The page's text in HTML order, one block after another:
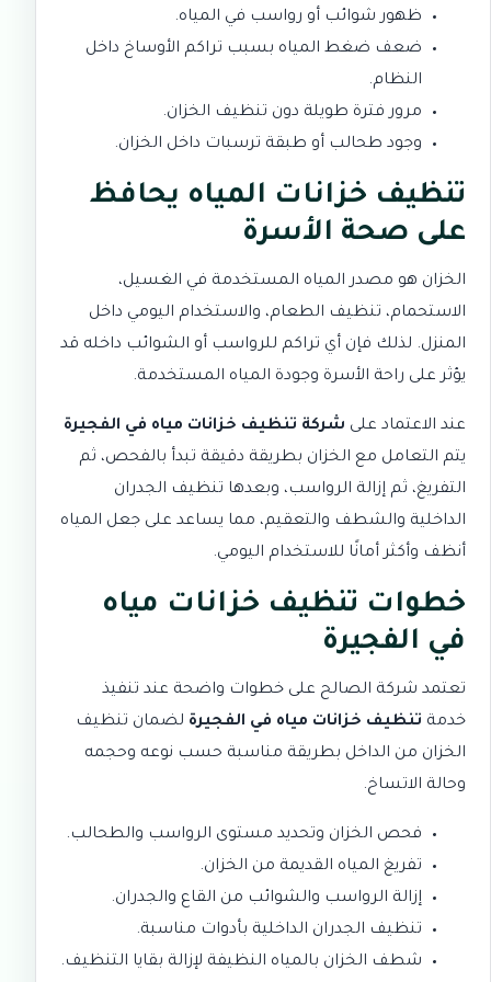
ظهور شوائب أو رواسب في المياه.
ضعف ضغط المياه بسبب تراكم الأوساخ داخل
النظام.
مرور فترة طويلة دون تنظيف الخزان.
وجود طحالب أو طبقة ترسبات داخل الخزان.
تنظيف خزانات المياه يحافظ
على صحة الأسرة
الخزان هو مصدر المياه المستخدمة في الغسيل،
الاستحمام، تنظيف الطعام، والاستخدام اليومي داخل
المنزل. لذلك فإن أي تراكم للرواسب أو الشوائب داخله قد
يؤثر على راحة الأسرة وجودة المياه المستخدمة.
عند الاعتماد على شركة تنظيف خزانات مياه في الفجيرة
يتم التعامل مع الخزان بطريقة دقيقة تبدأ بالفحص، ثم
التفريغ، ثم إزالة الرواسب، وبعدها تنظيف الجدران
الداخلية والشطف والتعقيم، مما يساعد على جعل المياه
أنظف وأكثر أمانًا للاستخدام اليومي.
خطوات تنظيف خزانات مياه
في الفجيرة
تعتمد شركة الصالح على خطوات واضحة عند تنفيذ
خدمة تنظيف خزانات مياه في الفجيرة لضمان تنظيف
الخزان من الداخل بطريقة مناسبة حسب نوعه وحجمه
وحالة الاتساخ.
فحص الخزان وتحديد مستوى الرواسب والطحالب.
تفريغ المياه القديمة من الخزان.
إزالة الرواسب والشوائب من القاع والجدران.
تنظيف الجدران الداخلية بأدوات مناسبة.
شطف الخزان بالمياه النظيفة لإزالة بقايا التنظيف.